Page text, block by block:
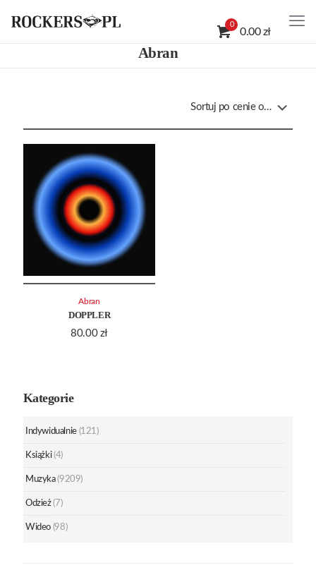
0
0.00 zł
Abran
DOPPLER
80.00 zł
Abran
Kategorie
Indywidualnie (121)
Książki (4)
Muzyka (9209)
Odzież (7)
Wideo (98)